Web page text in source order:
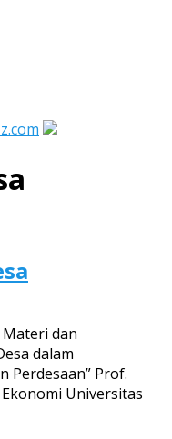
Materi dan
dalam
Perdesaan” Prof.
Universitas